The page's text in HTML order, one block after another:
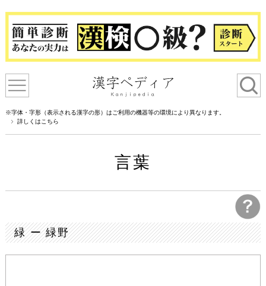
※字体・字形（表示される漢字の形）はご利用の機器等の環境により異なります。
詳しくはこちら
言葉
緑 ー 緑野